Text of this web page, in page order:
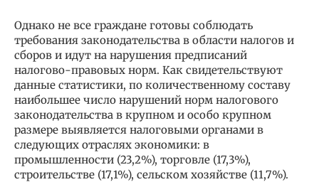
Однако не все граждане готовы соблюдать
требования законодательства в области налогов и
сборов и идут на нарушения предписаний
налогово-правовых норм. Как свидетельствуют
данные статистики, по количественному составу
наибольшее число нарушений норм налогового
законодательства в крупном и особо крупном
размере выявляется налоговыми органами в
следующих отраслях экономики: в
промышленности (23,2%), торговле (17,3%),
строительстве (17,1%), сельском хозяйстве (11,7%).